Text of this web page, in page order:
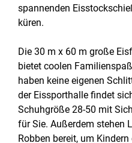
spannenden
küren.
Die 30 m x 60 m große
bietet coolen
haben keine eigenen
der Eissporthalle findet
Schuhgröße 28-50 mit
für Sie. Außerdem stehen
Robben bereit, um